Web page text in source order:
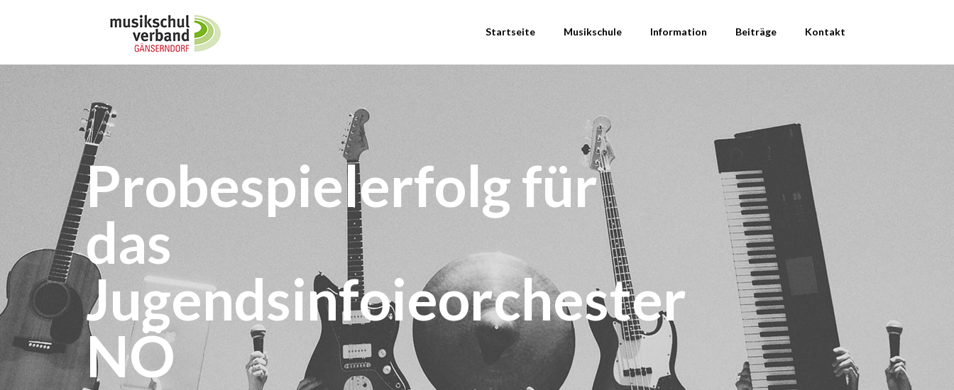
Startseite Musikschule Information Beiträge Kontakt
Probespielerfolg für
das
Jugendsinfoieorchester
NÖ